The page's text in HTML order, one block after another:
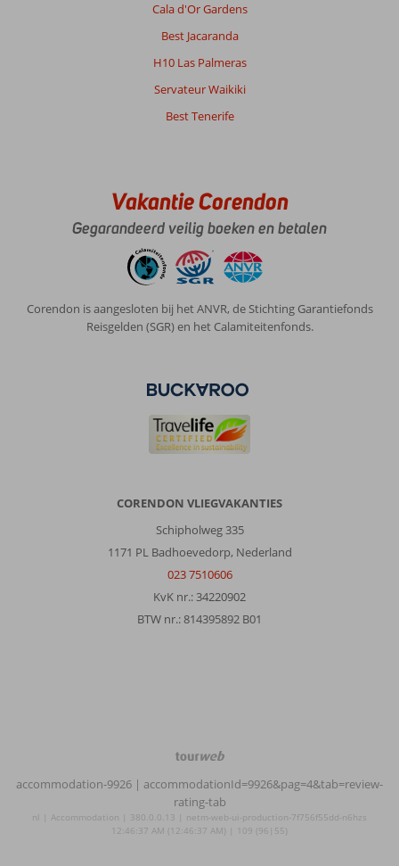
Cala d'Or Gardens
Best Jacaranda
H10 Las Palmeras
Servateur Waikiki
Best Tenerife
Vakantie Corendon
Gegarandeerd veilig boeken en betalen
Corendon is aangesloten bij het ANVR, de Stichting Garantiefonds
Reisgelden (SGR) en het Calamiteitenfonds.
CORENDON VLIEGVAKANTIES
Schipholweg 335
1171 PL Badhoevedorp, Nederland
023 7510606
KvK nr.: 34220902
BTW nr.: 814395892 B01
TourWeb
©
NetMatch
accommodation-9926 | accommodationId=9926&pag=4&tab=review-
rating-tab
nl | Accommodation | 380.0.0.13 | netm-web-ui-production-7f756f55dd-n6hzs
12:46:37 AM (12:46:37 AM) | 109 (96|55)